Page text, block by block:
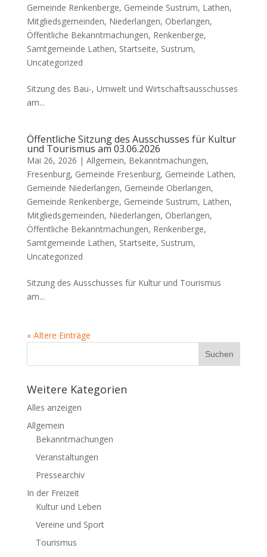
Gemeinde Renkenberge, Gemeinde Sustrum, Lathen,
Mitgliedsgemeinden, Niederlangen, Oberlangen,
Öffentliche Bekanntmachungen, Renkenberge,
Samtgemeinde Lathen, Startseite, Sustrum,
Uncategorized
Sitzung des Bau-, Umwelt und Wirtschaftsausschusses
am...
Öffentliche Sitzung des Ausschusses für Kultur
und Tourismus am 03.06.2026
Mai 26, 2026 | Allgemein, Bekanntmachungen,
Fresenburg, Gemeinde Fresenburg, Gemeinde Lathen,
Gemeinde Niederlangen, Gemeinde Oberlangen,
Gemeinde Renkenberge, Gemeinde Sustrum, Lathen,
Mitgliedsgemeinden, Niederlangen, Oberlangen,
Öffentliche Bekanntmachungen, Renkenberge,
Samtgemeinde Lathen, Startseite, Sustrum,
Uncategorized
Sitzung des Ausschusses für Kultur und Tourismus
am...
« Ältere Einträge
Weitere Kategorien
Alles anzeigen
Allgemein
Bekanntmachungen
Veranstaltungen
Pressearchiv
In der Freizeit
Kultur und Leben
Vereine und Sport
Tourismus